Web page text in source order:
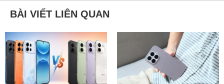
BÀI VIẾT LIÊN QUAN